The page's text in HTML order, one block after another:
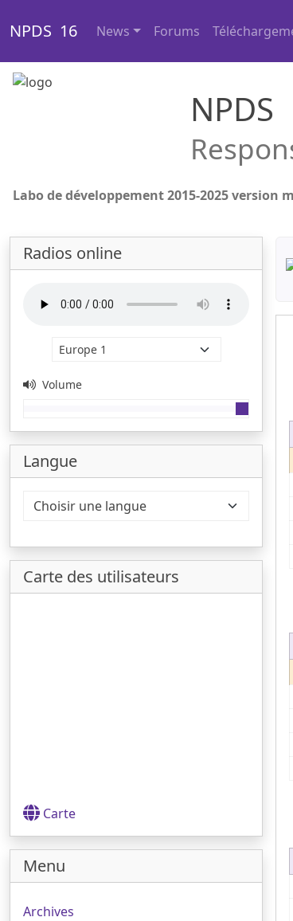
NPDS 16 News Forums
NPDS
Labo de développement 2015-2025 version
Radios online
Volume
Langue
Carte des utilisateurs
Carte
Menu
Archives